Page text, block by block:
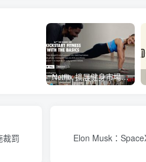
Netflix 擴展健身市場 與 Nike 合作推出《Nike Training Club》系列健身影片
裁罰
Elon Musk：